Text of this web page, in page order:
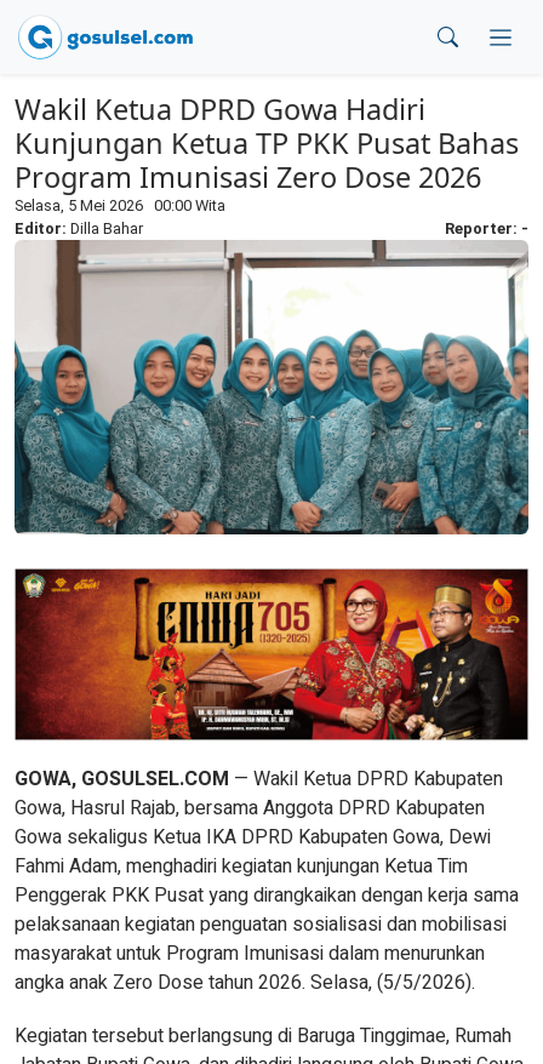
Wakil Ketua DPRD Gowa Hadiri
Kunjungan Ketua TP PKK Pusat Bahas
Program Imunisasi Zero Dose 2026
Selasa, 5 Mei 2026 00:00 Wita
Editor: Dilla Bahar Reporter: -
GOWA, GOSULSEL.COM — Wakil Ketua DPRD Kabupaten
Gowa, Hasrul Rajab, bersama Anggota DPRD Kabupaten
Gowa sekaligus Ketua IKA DPRD Kabupaten Gowa, Dewi
Fahmi Adam, menghadiri kegiatan kunjungan Ketua Tim
Penggerak PKK Pusat yang dirangkaikan dengan kerja sama
pelaksanaan kegiatan penguatan sosialisasi dan mobilisasi
masyarakat untuk Program Imunisasi dalam menurunkan
angka anak Zero Dose tahun 2026. Selasa, (5/5/2026).
Kegiatan tersebut berlangsung di Baruga Tinggimae, Rumah